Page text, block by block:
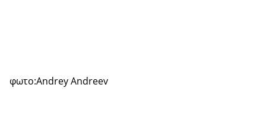
φωτο:Andrey Andreev